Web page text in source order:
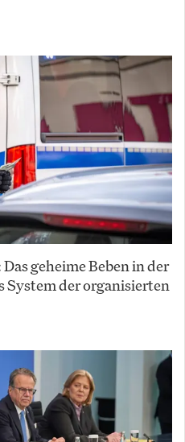
geheime Beben in der
der organisierten